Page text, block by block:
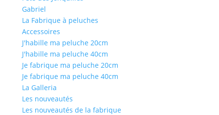
Gabriel
La Fabrique à peluches
Accessoires
J'habille ma peluche 20cm
J'habille ma peluche 40cm
Je fabrique ma peluche 20cm
Je fabrique ma peluche 40cm
La Galleria
Les nouveautés
Les nouveautés de la fabrique